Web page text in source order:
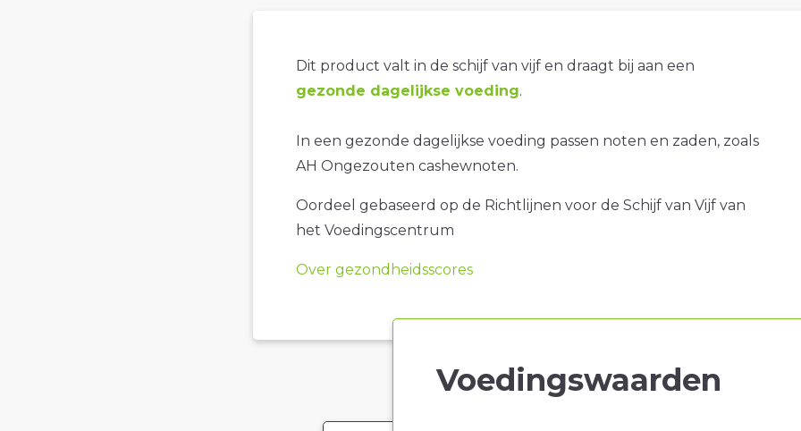
Dit product valt in de schijf van vijf en draagt bij aan een
gezonde dagelijkse voeding.
In een gezonde dagelijkse voeding passen noten en zaden, zoals
AH Ongezouten cashewnoten.
Oordeel gebaseerd op de Richtlijnen voor de Schijf van Vijf van
het Voedingscentrum
Over gezondheidsscores
Voedingswaarden